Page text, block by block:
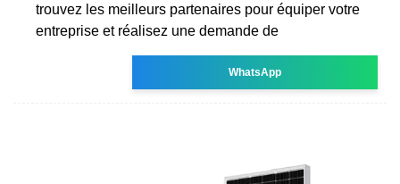
trouvez les meilleurs partenaires pour équiper votre
entreprise et réalisez une demande de
WhatsApp